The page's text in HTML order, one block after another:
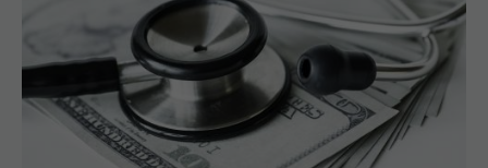
Se schimbă salariile în Sănătate! Cine va încasa
sporuri de până la 50% și bonusuri noi